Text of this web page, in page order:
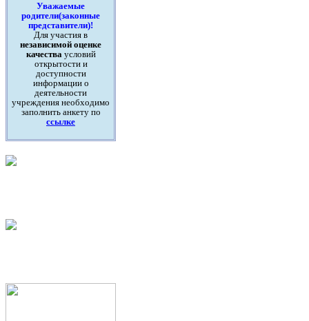
Уважаемые
родители(законные
представители)!
Для участия в
независимой оценке
качестваусловий
открытости и
доступности
информации о
деятельности
учреждения необходимо
заполнить анкету по
ссылке